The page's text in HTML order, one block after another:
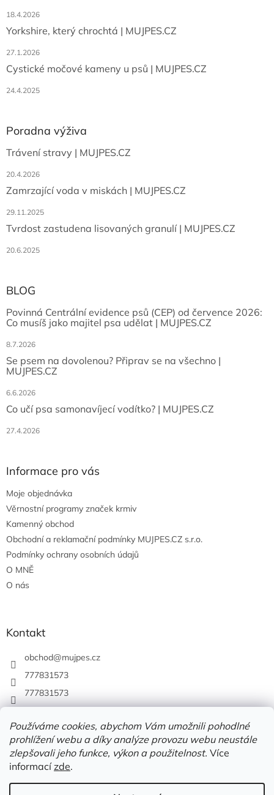
Používáme cookies, abychom Vám umožnili pohodlné
prohlížení webu a díky analýze provozu webu neustále
zlepšovali jeho funkce, výkon a použitelnost. Více
informacízde.
18.4.2026
Yorkshire, který chrochtá | MUJPES.CZ
27.1.2026
Cystické močové kameny u psů | MUJPES.CZ
24.4.2025
Poradna výživa
Trávení stravy | MUJPES.CZ
20.4.2026
Zamrzající voda v miskách | MUJPES.CZ
29.11.2025
Tvrdost zastudena lisovaných granulí | MUJPES.CZ
20.6.2025
BLOG
Povinná Centrální evidence psů (CEP) od července 2026:
Co musíš jako majitel psa udělat | MUJPES.CZ
8.7.2026
Se psem na dovolenou? Připrav se na všechno |
MUJPES.CZ
6.6.2026
Co učí psa samonavíjecí vodítko? | MUJPES.CZ
27.4.2026
Informace pro vás
Moje objednávka
Věrnostní programy značek krmiv
Kamenný obchod
Obchodní a reklamační podmínky MUJPES.CZ s.r.o.
Podmínky ochrany osobních údajů
O MNĚ
O nás
Kontakt
obchod@mujpes.cz
777831573
777831573